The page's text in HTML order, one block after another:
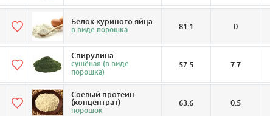
Белок куриного яйца
в виде порошка 81.1 0
Спирулина
сушёная (в виде
порошка)
57.5 7.7
Соевый протеин
(концентрат)
порошок
63.6 0.5